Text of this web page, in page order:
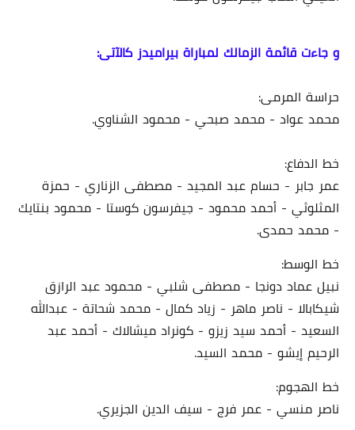
و جاءت قائمة الزمالك لمباراة بيراميدز كالآتى:
حراسة المرمى:
محمد عواد - محمد صبحي - محمود الشناوي.
خط الدفاع:
عمر جابر - حسام عبد المجيد - مصطفى الزناري - حمزة
المثلوثي - أحمد محمود - جيفرسون كوستا - محمود بنتايك
- محمد حمدى.
خط الوسط:
نبيل عماد دونجا - مصطفى شلبي - محمود عبد الرازق
شيكابالا - ناصر ماهر - زياد كمال - محمد شحاتة - عبدالله
السعيد - أحمد سيد زيزو - كونراد ميشالاك - أحمد عبد
الرحيم إيشو - محمد السيد.
خط الهجوم:
ناصر منسي - عمر فرج - سيف الدين الجزيري.